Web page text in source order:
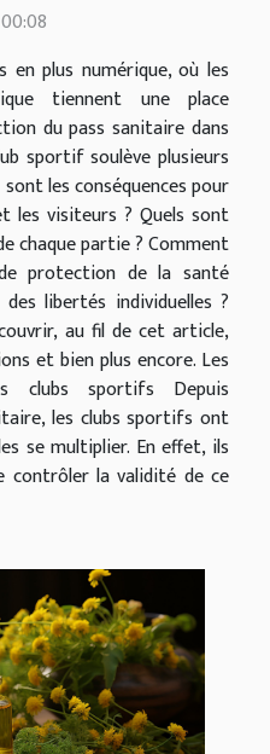
en plus numérique, où les
tiennent une place
du pass sanitaire dans
sportif soulève plusieurs
les conséquences pour
les visiteurs ? Quels sont
chaque partie ? Comment
protection de la santé
libertés individuelles ?
au fil de cet article,
et bien plus encore. Les
clubs sportifs Depuis
les clubs sportifs ont
se multiplier. En effet, ils
contrôler la validité de ce